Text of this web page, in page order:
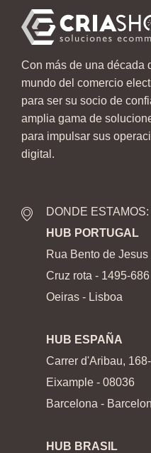
Con más de una década
mundo del comercio
para ser su socio de
amplia gama de
para impulsar sus
digital.
DONDE ESTAMOS:
HUB PORTUGAL
Rua Bento de
Cruz rota - 1495-686
Oeiras - Lisboa
HUB ESPAÑA
Carrer d'Aribau,
Eixample - 08036
Barcelona -
HUB BRASIL